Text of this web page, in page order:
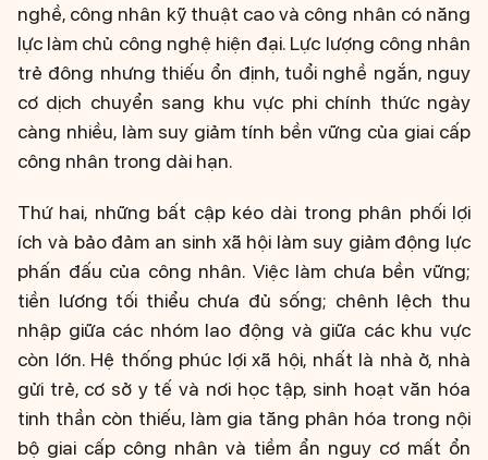
nghề, công nhân kỹ thuật cao và công nhân có năng
lực làm chủ công nghệ hiện đại. Lực lượng công nhân
trẻ đông nhưng thiếu ổn định, tuổi nghề ngắn, nguy
cơ dịch chuyển sang khu vực phi chính thức ngày
càng nhiều, làm suy giảm tính bền vững của giai cấp
công nhân trong dài hạn.
Thứ hai, những bất cập kéo dài trong phân phối lợi
ích và bảo đảm an sinh xã hội làm suy giảm động lực
phấn đấu của công nhân. Việc làm chưa bền vững;
tiền lương tối thiểu chưa đủ sống; chênh lệch thu
nhập giữa các nhóm lao động và giữa các khu vực
còn lớn. Hệ thống phúc lợi xã hội, nhất là nhà ở, nhà
gửi trẻ, cơ sở y tế và nơi học tập, sinh hoạt văn hóa
tinh thần còn thiếu, làm gia tăng phân hóa trong nội
bộ giai cấp công nhân và tiềm ẩn nguy cơ mất ổn